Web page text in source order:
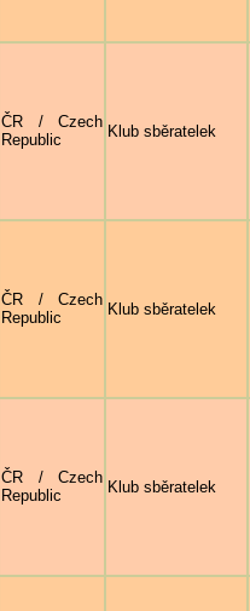
ČR / Czech
Republic
Klub sběratelek
ČR / Czech
Republic
Klub sběratelek
ČR / Czech
Republic
Klub sběratelek